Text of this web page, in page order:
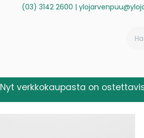
(03) 3142 2600 |
Nyt verkkokaupasta on